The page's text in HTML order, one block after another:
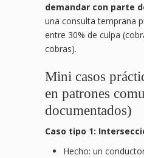
demandar con parte
una consulta temprana
entre 30% de culpa
cobras).
Mini casos
en patrones
documentados)
Caso tipo 1:
Hecho: un